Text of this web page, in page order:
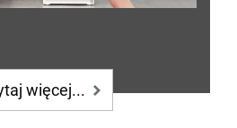
więcej...